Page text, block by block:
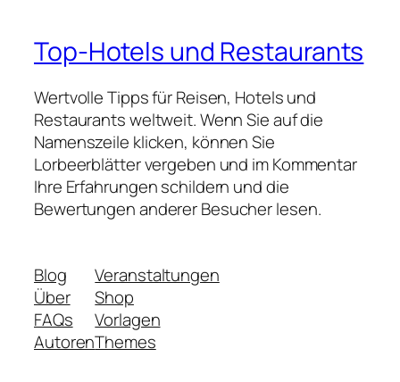
Top-Hotels und Restaurants
Wertvolle Tipps für Reisen, Hotels und
Restaurants weltweit. Wenn Sie auf die
Namenszeile klicken, können Sie
Lorbeerblätter vergeben und im Kommentar
Ihre Erfahrungen schildern und die
Bewertungen anderer Besucher lesen.
Blog
Über
FAQs
Autoren
Veranstaltungen
Shop
Vorlagen
Themes